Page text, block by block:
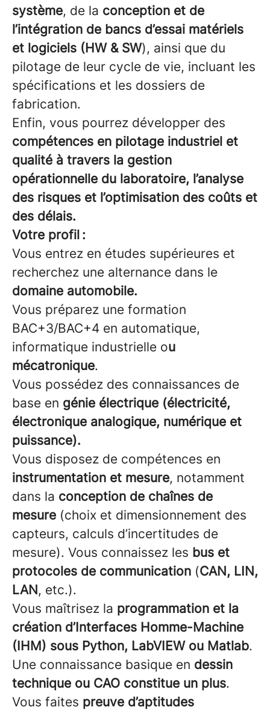
système, de la conception et de
l’intégration de bancs d’essai matériels
et logiciels (HW & SW), ainsi que du
pilotage de leur cycle de vie, incluant les
spécifications et les dossiers de
fabrication.
Enfin, vous pourrez développer des
compétences en pilotage industriel et
qualité à travers la gestion
opérationnelle du laboratoire, l’analyse
des risques et l’optimisation des coûts et
des délais.
Votre profil :
Vous entrez en études supérieures et
recherchez une alternance dans le
domaine automobile.
Vous préparez une formation
BAC+3/BAC+4 en automatique,
informatique industrielle ou
mécatronique.
Vous possédez des connaissances de
base en génie électrique (électricité,
électronique analogique, numérique et
puissance).
Vous disposez de compétences en
instrumentation et mesure, notamment
dans la conception de chaînes de
mesure (choix et dimensionnement des
capteurs, calculs d’incertitudes de
mesure). Vous connaissez les bus et
protocoles de communication (CAN, LIN,
LAN, etc.).
Vous maîtrisez la programmation et la
création d’Interfaces Homme-Machine
(IHM) sous Python, LabVIEW ou Matlab.
Une connaissance basique en dessin
technique ou CAO constitue un plus.
Vous faites preuve d’aptitudes